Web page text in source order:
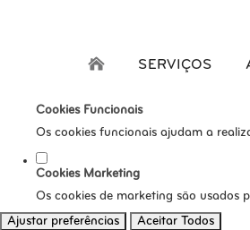
Os cookies analíticos são usados
tráfego, etc.
Cookies Funcionais
Os cookies funcionais ajudam a
Cookies Marketing
Os cookies de marketing são usados
Ajustar preferências
Aceitar Todos
SERVIÇOS